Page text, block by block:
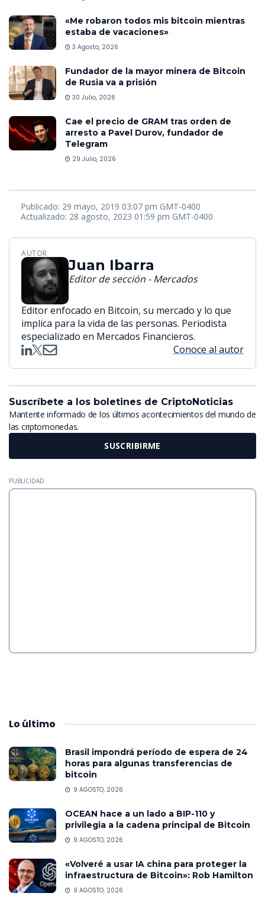
«Me robaron todos mis bitcoin mientras
estaba de vacaciones»
3 Agosto, 2026
Fundador de la mayor minera de Bitcoin
de Rusia va a prisión
30 Julio, 2026
Cae el precio de GRAM tras orden de
arresto a Pavel Durov, fundador de
Telegram
29 Julio, 2026
Publicado: 29 mayo, 2019 03:07 pm GMT-0400
Actualizado: 28 agosto, 2023 01:59 pm GMT-0400
AUTOR
Juan Ibarra
Editor de sección - Mercados
Editor enfocado en Bitcoin, su mercado y lo que
implica para la vida de las personas. Periodista
especializado en Mercados Financieros.
Conoce al autor
Suscríbete a los boletines de CriptoNoticias
Mantente informado de los últimos acontecimientos del mundo de
las criptomonedas.
SUSCRIBIRME
PUBLICIDAD
Lo último
Brasil impondrá período de espera de 24
horas para algunas transferencias de
bitcoin
9 AGOSTO, 2026
OCEAN hace a un lado a BIP-110 y
privilegia a la cadena principal de Bitcoin
9 AGOSTO, 2026
«Volveré a usar IA china para proteger la
infraestructura de Bitcoin»: Rob Hamilton
9 AGOSTO, 2026